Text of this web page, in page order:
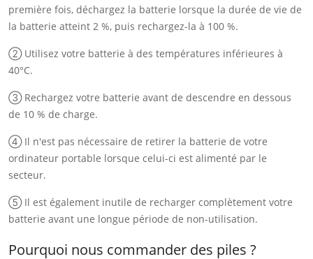
première fois, déchargez la batterie lorsque la durée de vie de
la batterie atteint 2 %, puis rechargez-la à 100 %.
② Utilisez votre batterie à des températures inférieures à
40°C.
③ Rechargez votre batterie avant de descendre en dessous
de 10 % de charge.
④ Il n'est pas nécessaire de retirer la batterie de votre
ordinateur portable lorsque celui-ci est alimenté par le
secteur.
⑤ Il est également inutile de recharger complètement votre
batterie avant une longue période de non-utilisation.
Pourquoi nous commander des piles ?